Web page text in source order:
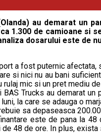
au demarat un
1.300 de camioane
dosarului este de
a fost puternic
si nici nu au bani
mic si un pret mediu
Trucks au demarat
la care se adauga o
sa depaseasca
este de pana la
48 de ore. In plus,